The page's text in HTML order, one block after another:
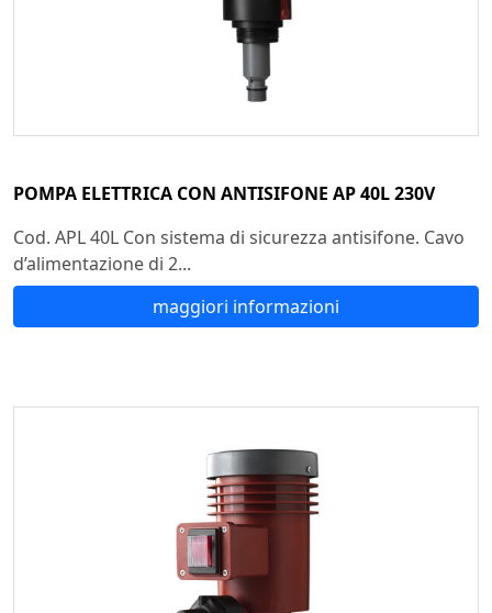
POMPA ELETTRICA CON ANTISIFONE AP 40L 230V
Cod. APL 40L Con sistema di sicurezza antisifone. Cavo
d’alimentazione di 2...
maggiori informazioni